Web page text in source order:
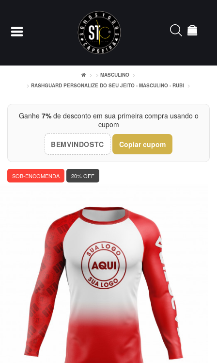
Cadastrar
ACESSÓRIOS
CAMISETERIA
OFERTAS
CENTRAL
MASCULINO
RASHGUARD PERSONALIZE DO SEU JEITO - MASCULINO - RUBI
Ganhe 7%de desconto em sua primeira compra usando o
cupom
BEMVINDOSTC Copiar cupom
SOB-ENCOMENDA 20% OFF